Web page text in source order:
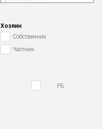
Хозяин
Собственник
Частник
РБ